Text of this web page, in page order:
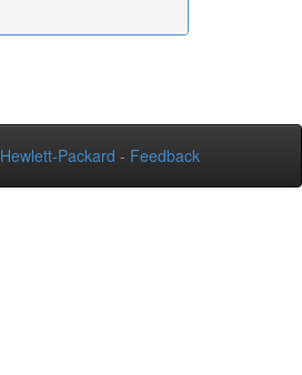
Hewlett-Packard - Feedback